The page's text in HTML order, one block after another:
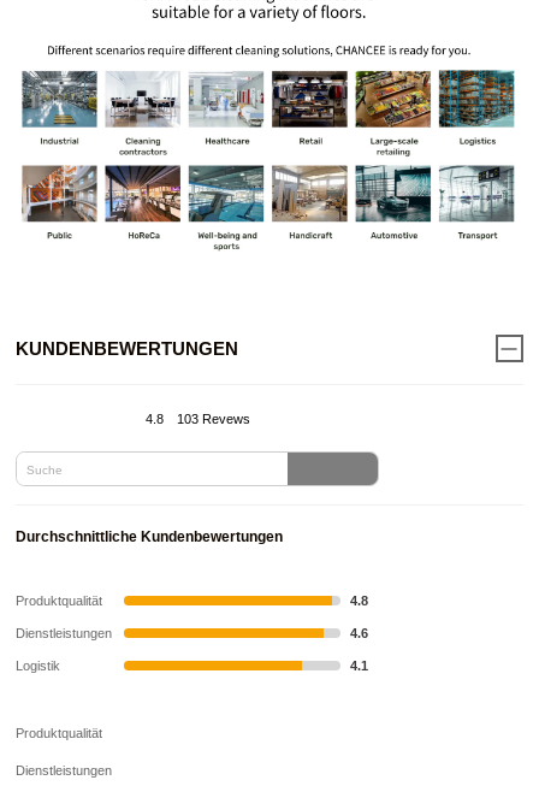
KUNDENBEWERTUNGEN
4.8 103 Revews
Durchschnittliche Kundenbewertungen
Produktqualität 4.8
Dienstleistungen 4.6
Logistik 4.1
Produktqualität
Dienstleistungen